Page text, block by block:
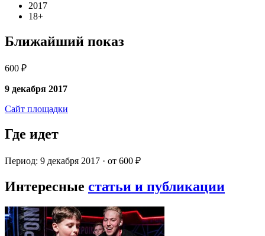
2017
18+
Ближайший показ
600 ₽
9 декабря 2017
Сайт площадки
Где идет
Период: 9 декабря 2017 · от 600 ₽
Интересные статьи и публикации